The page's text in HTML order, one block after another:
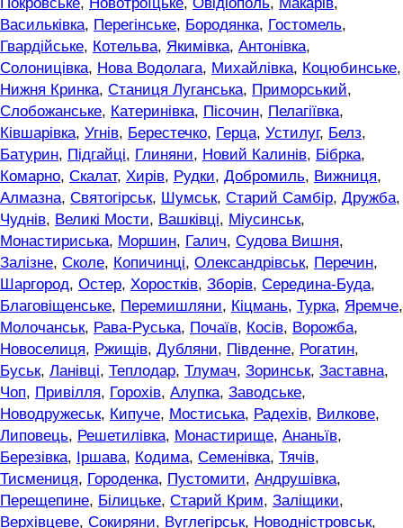
Покровське, Новотроїцьке, Овідіополь, Макарів,
Васильківка, Перегінське, Бородянка, Гостомель,
Гвардійське, Котельва, Якимівка, Антонівка,
Солоницівка, Нова Водолага, Михайлівка, Коцюбинське,
Нижня Кринка, Станиця Луганська, Приморський,
Слобожанське, Катеринівка, Пісочин, Пелагіївка,
Ківшарівка, Угнів, Берестечко, Герца, Устилуг, Белз,
Батурин, Підгайці, Глиняни, Новий Калинів, Бібрка,
Комарно, Скалат, Хирів, Рудки, Добромиль, Вижниця,
Алмазна, Святогірськ, Шумськ, Старий Самбір, Дружба,
Чуднів, Великі Мости, Вашківці, Міусинськ,
Монастириська, Моршин, Галич, Судова Вишня,
Залізне, Сколе, Копичинці, Олександрівськ, Перечин,
Шаргород, Остер, Хоростків, Зборів, Середина-Буда,
Благовіщенське, Перемишляни, Кіцмань, Турка, Яремче,
Молочанськ, Рава-Руська, Почаїв, Косів, Ворожба,
Новоселиця, Ржищів, Дубляни, Південне, Рогатин,
Буськ, Ланівці, Теплодар, Тлумач, Зоринськ, Заставна,
Чоп, Привілля, Горохів, Алупка, Заводське,
Новодружеськ, Кипуче, Мостиська, Радехів, Вилкове,
Липовець, Решетилівка, Монастирище, Ананьїв,
Березівка, Іршава, Кодима, Семенівка, Тячів,
Тисмениця, Городенка, Пустомити, Андрушівка,
Перещепине, Білицьке, Старий Крим, Заліщики,
Верхівцеве, Сокиряни, Вуглегірськ, Новодністровськ,